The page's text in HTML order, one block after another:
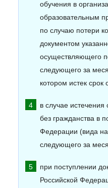
обучения в
образовательным
по случаю потери
документом
осуществляющего
следующего за
котором истек срок
в случае
без гражданства в
Федерации (вида
следующего за
при поступлении
Российской